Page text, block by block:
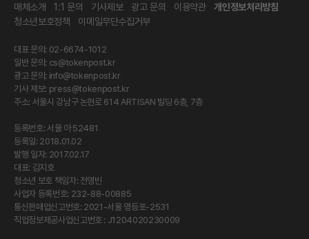
매체소개 1:1 문의 기사제보 광고 문의 이용약관
개인정보처리방침
청소년보호정책
이메일무단수집거부
대표 문의: 02-6674-1012
일반 문의: cs@tokenpost.kr
광고 문의: info@tokenpost.kr
기사 제보: press@tokenpost.kr
주소: 서울시 강남구 논현로 614 ARTISAN 빌딩 6층, 7층
등록번호: 서울 아 52481
등록일: 2018.01.02
발행 일자: 2017.02.17
대표: 김지호
청소년 보호 책임자: 전영빈
사업자 등록번호: 232-88-00885
통신판매업신고번호: 2021-서울 영등포-2531
직업정보제공사업신고번호 : J1204020230009